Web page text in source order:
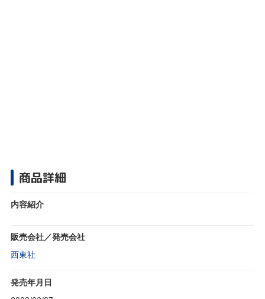
商品詳細
内容紹介
販売会社／発売会社
西東社
発売年月日